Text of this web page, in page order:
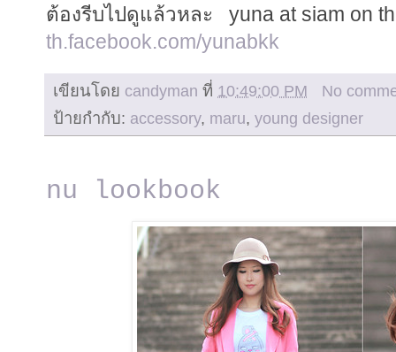
ต้องรีบไปดูแล้วหละ yuna at siam on
th.facebook.com/yunabkk
เขียนโดย candyman ที่ 10:49:00 PM
No
ป้ายกำกับ: accessory, maru, young designer
nu lookbook